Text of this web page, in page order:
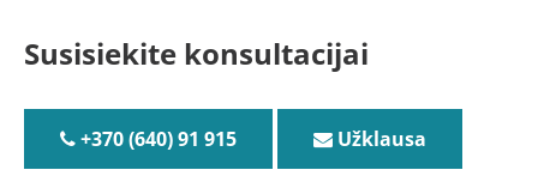
Susisiekite konsultacijai
+370 (640) 91 915 Užklausa